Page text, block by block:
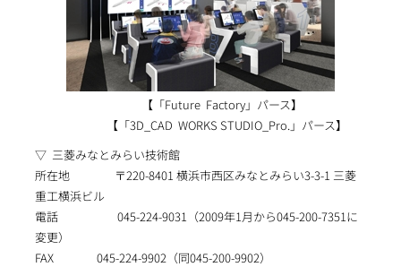
【「Future Factory」パース】
【「3D_CAD WORKS STUDIO_Pro.」パース】
▽ 三菱みなとみらい技術館
所在地 〒220-8401 横浜市西区みなとみらい3-3-1 三菱
重工横浜ビル
電話 045-224-9031（2009年1月から045-200-7351に
変更）
FAX 045-224-9902（同045-200-9902）